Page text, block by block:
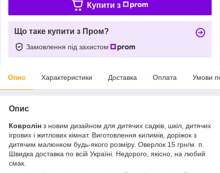
Купити з
Що таке купити з Пром?
Замовлення під захистом
Опис Характеристики Доставка Оплата Умови
Опис
Ковролін з новим дизайном для дитячих садків, шкіл, дитячих
ігрових і житлових кімнат. Виготовлення килимів, доріжок з
дитячим малюнком будь-якого розміру. Оверлок 15 грн/м. п.
Швидка доставка по всій Україні. Недорого, якісно, на любий
смак.